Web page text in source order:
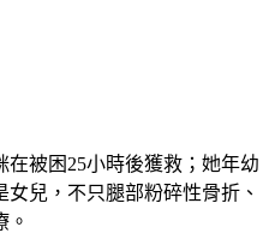
被困25小時後獲救；她年幼
兒，不只腿部粉碎性骨折、
。